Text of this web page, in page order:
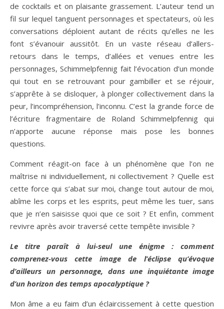
de cocktails et on plaisante grassement. L’auteur tend un
fil sur lequel tanguent personnages et spectateurs, où les
conversations déploient autant de récits qu’elles ne les
font s’évanouir aussitôt. En un vaste réseau d’allers-
retours dans le temps, d’allées et venues entre les
personnages, Schimmelpfennig fait l’évocation d’un monde
qui tout en se retrouvant pour gambiller et se réjouir,
s’apprête à se disloquer, à plonger collectivement dans la
peur, l’incompréhension, l’inconnu. C’est la grande force de
l’écriture fragmentaire de Roland Schimmelpfennig qui
n’apporte aucune réponse mais pose les bonnes
questions.
Comment réagit-on face à un phénomène que l’on ne
maîtrise ni individuellement, ni collectivement ? Quelle est
cette force qui s’abat sur moi, change tout autour de moi,
abîme les corps et les esprits, peut même les tuer, sans
que je n’en saisisse quoi que ce soit ? Et enfin, comment
revivre après avoir traversé cette tempête invisible ?
Le titre paraît à lui-seul une énigme : comment
comprenez-vous cette image de l’éclipse qu’évoque
d’ailleurs un personnage, dans une inquiétante image
d’un horizon des temps apocalyptique ?
Mon âme a eu faim d’un éclaircissement à cette question